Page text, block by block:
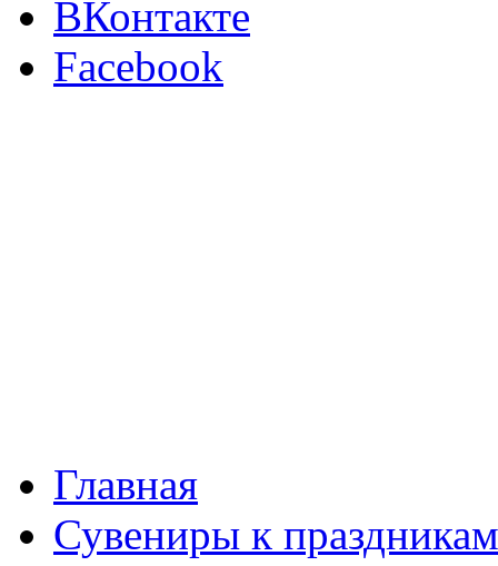
ВКонтакте
Facebook
Главная
Сувениры к праздникам